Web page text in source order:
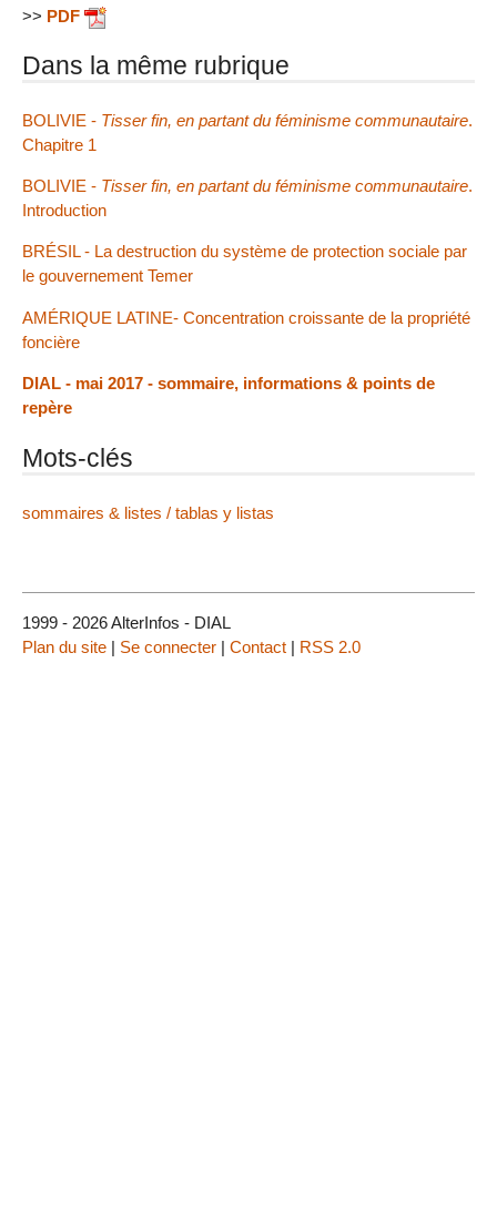
>> PDF
Dans la même rubrique
BOLIVIE - Tisser fin, en partant du féminisme communautaire.
Chapitre 1
BOLIVIE - Tisser fin, en partant du féminisme communautaire.
Introduction
BRÉSIL - La destruction du système de protection sociale par
le gouvernement Temer
AMÉRIQUE LATINE- Concentration croissante de la propriété
foncière
DIAL - mai 2017 - sommaire, informations & points de
repère
Mots-clés
sommaires & listes / tablas y listas
1999 - 2026 AlterInfos - DIAL
Plan du site | Se connecter | Contact | RSS 2.0